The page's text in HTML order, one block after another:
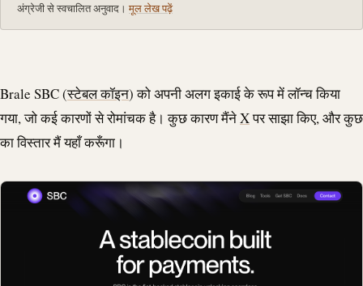
अंग्रेजी से स्वचालित अनुवाद।मूल लेख पढ़ें
Brale SBC (स्टेबल कॉइन) को अपनी अलग इकाई के रूप में लॉन्च किया
गया, जो कई कारणों से रोमांचक है। कुछ कारण मैंनेXपर साझा किए, और कुछ
का विस्तार मैं यहाँ करूँगा।